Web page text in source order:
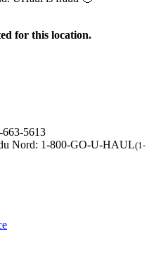
for this location.
663-5613
Nord: 1-800-GO-U-HAUL(1-